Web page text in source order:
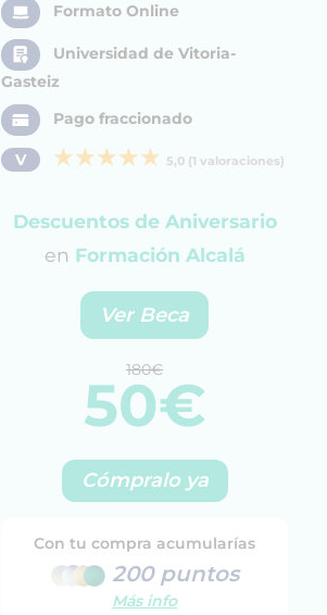
Formato Online
Universidad de Vitoria-
Gasteiz
Pago fraccionado
V 5,0 (1 valoraciones)
Descuentos de Aniversario
en Formación Alcalá
Ver Beca
180€
50€
Cómpralo ya
Con tu compra acumularías
200 puntos
Más info